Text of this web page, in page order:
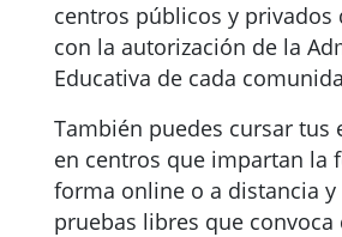
centros públicos y privados
con la autorización de la
Educativa de cada
También puedes cursar tus
en centros que impartan la
forma online o a distancia y
pruebas libres que convoca